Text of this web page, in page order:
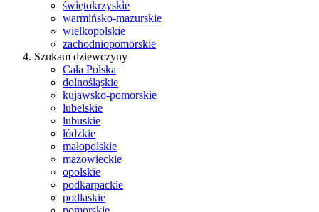
świętokrzyskie
warmińsko-mazurskie
wielkopolskie
zachodniopomorskie
Szukam dziewczyny
Cała Polska
dolnośląskie
kujawsko-pomorskie
lubelskie
lubuskie
łódzkie
małopolskie
mazowieckie
opolskie
podkarpackie
podlaskie